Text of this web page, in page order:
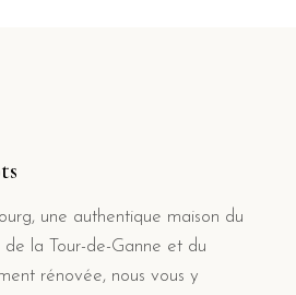
une authentique maison du
de la Tour-de-Ganne et du
rénovée, nous vous y